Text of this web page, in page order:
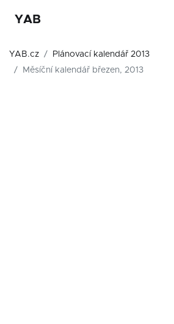
YAB
YAB.cz
Plánovací kalendář 2013
Měsíční kalendář březen, 2013